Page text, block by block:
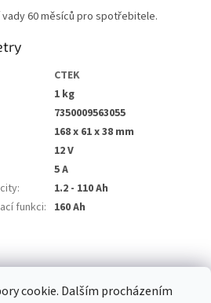
cookie. Dalším procházením
60 měsíců pro spotřebitele.
CTEK
1 kg
7350009563055
168 x 61 x 38 mm
12 V
5 A
:
1.2 - 110 Ah
funkci: 160 Ah